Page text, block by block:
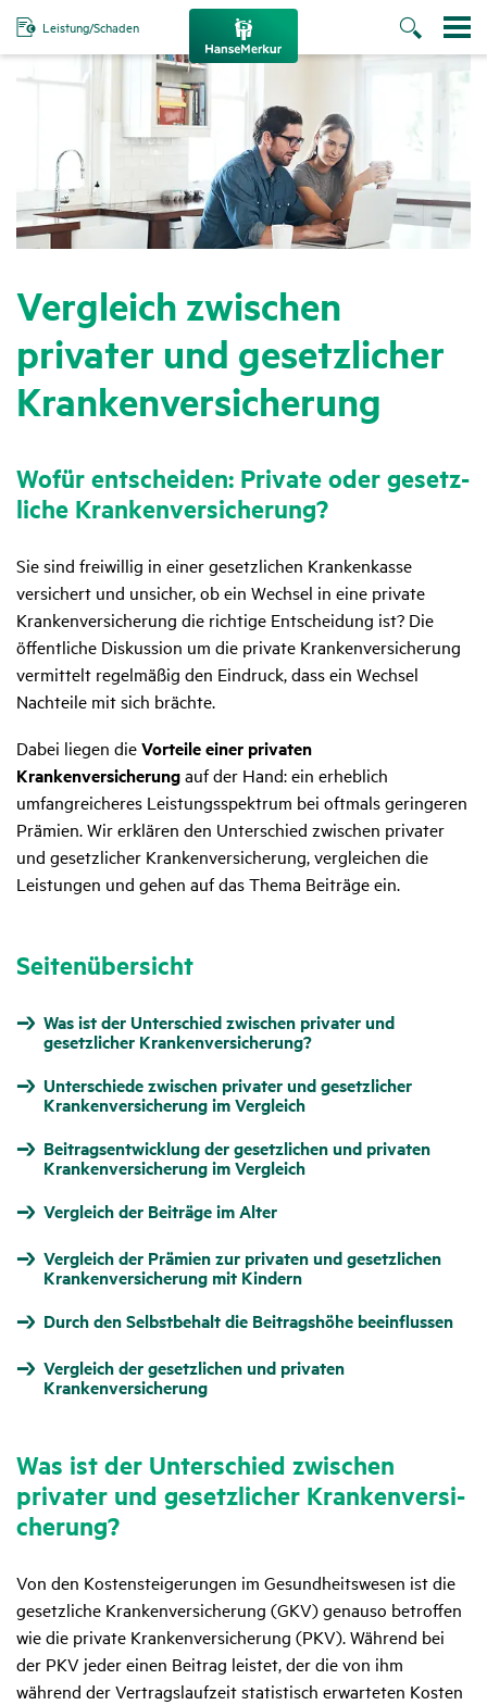
Leistung/Schaden
Vergleich zwischen
privater und gesetz­li­cher
Kran­ken­ver­si­che­rung
Wofür entscheiden: Private oder gesetz­
liche Kran­ken­ver­si­che­rung?
Sie sind freiwillig in einer gesetzlichen Krankenkasse
versichert und unsicher, ob ein Wechsel in eine private
Krankenversicherung die richtige Entscheidung ist? Die
öffentliche Diskussion um die private Krankenversicherung
vermittelt regelmäßig den Eindruck, dass ein Wechsel
Nachteile mit sich brächte.
Dabei liegen dieVorteile einer privaten
Krankenversicherungauf der Hand: ein erheblich
umfangreicheres Leistungsspektrum bei oftmals geringeren
Prämien. Wir erklären den Unterschied zwischen privater
und gesetzlicher Krankenversicherung, vergleichen die
Leistungen und gehen auf das Thema Beiträge ein.
Seitenübersicht
Was ist der Unterschied zwischen privater und
gesetzlicher Krankenversicherung?
Unterschiede zwischen privater und gesetzlicher
Krankenversicherung im Vergleich
Beitragsentwicklung der gesetzlichen und privaten
Krankenversicherung im Vergleich
Vergleich der Beiträge im Alter
Vergleich der Prämien zur privaten und gesetzlichen
Krankenversicherung mit Kindern
Durch den Selbstbehalt die Beitragshöhe beeinflussen
Vergleich der gesetzlichen und privaten
Krankenversicherung
Was ist der Unter­schied zwischen
privater und gesetz­li­cher Kran­ken­ver­si­
che­rung?
Von den Kostensteigerungen im Gesundheitswesen ist die
gesetzliche Krankenversicherung (GKV) genauso betroffen
wie die private Krankenversicherung (PKV). Während bei
der PKV jeder einen Beitrag leistet, der die von ihm
während der Vertragslaufzeit statistisch erwarteten Kosten